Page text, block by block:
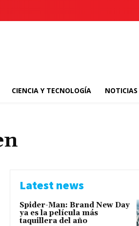
CIENCIA Y TECNOLOGÍA NOTICIAS
Latest news
Spider-Man: Brand New Day
ya es la película más
taquillera del año